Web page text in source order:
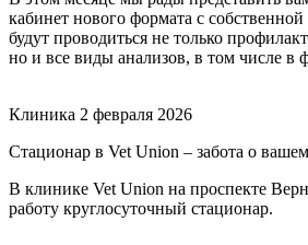
кабинет нового формата с собственной
будут проводиться не только
но и все виды анализов, в том числе
Клиника 2 февраля 2026
Стационар в Vet Union – забота о
В клинике Vet Union на проспекте
работу круглосуточный стационар.